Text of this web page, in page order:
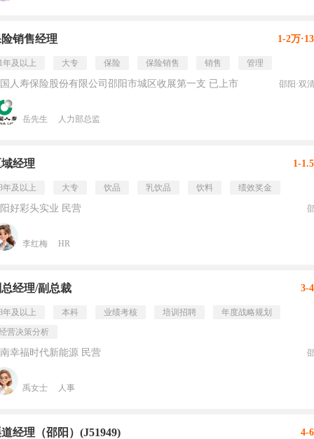
销售经理 1-2万
年及以上 大专 保险 保险销售 销售 管理
人寿保险股份有限公司邵阳市城区收展第一支 已上市 邵阳·双
岳先生 人力部总监
经理 1-
年及以上 大专 饮品 乳饮品 饮料 绩效奖金
好彩头实业 民营
李红梅 HR
经理/副总裁 3-
年及以上 本科 业绩考核 培训招聘
年度战略规划
营决策分析
幸福时代新能源 民营
禹女士 人事
经理（邵阳）(J51949) 4-